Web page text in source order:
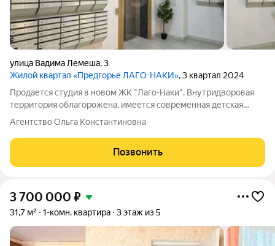
улица Вадима Лемеша,3
Жилой квартал «Предгорье ЛАГО-НАКИ», 3 квартал 2024
Продается студия в новом ЖК "Лаго-Наки". Внутридворовая
территория облагорожена, имеется современная детская
площадка, стоянка для авто. Современный, светлый и
колясок и велосипедов. В квартире
Агентство Ольга Константиновна
Позвонить
3 700 000 ₽
31,7 м² 1-комн. квартира 3 этаж из 5